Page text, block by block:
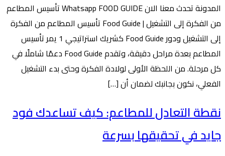
المدونة تحدث معنا الان Whatsapp FOOD GUIDE تأسيس المطاعم
من الفكرة إلى التشغيل | Food Guide تأسيس المطاعم من الفكرة
إلى التشغيل ودور Food Guide كشريك استراتيجي 1 يمر تأسيس
المطاعم بعدة مراحل دقيقة، وتقدم Food Guide دعمًا شاملًا في
كل مرحلة. من اللحظة الأولى لولادة الفكرة وحتى بدء التشغيل
الفعلي، نكون بجانبك لضمان أن […]
نقطة التعادل للمطاعم: كيف تساعدك فود
جايد في تحقيقها بسرعة